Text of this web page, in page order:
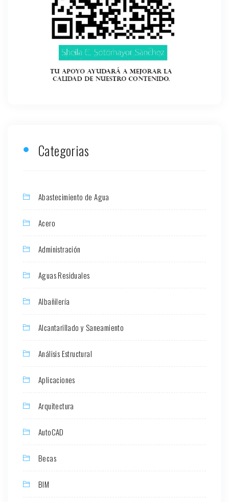
Categorias
Abastecimiento de Agua
Acero
Administración
Aguas Residuales
Albañilería
Alcantarillado y Saneamiento
Análisis Estructural
Aplicaciones
Arquitectura
AutoCAD
Becas
BIM